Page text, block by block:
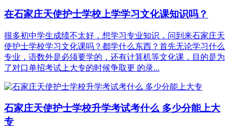
在石家庄天使护士学校上学学习文化课知识吗？
很多初中学生成绩不太好，想学习专业知识，问到来石家庄天
使护士学校学习文化课吗？都学什么东西？首先无论学习什么
专业，语数外是必须要学的，还有计算机等文化课，目的是为
了对口单招考试上大专的时候争取更 的录...
石家庄天使护士学校升学考试考什么 多少分能上大
专